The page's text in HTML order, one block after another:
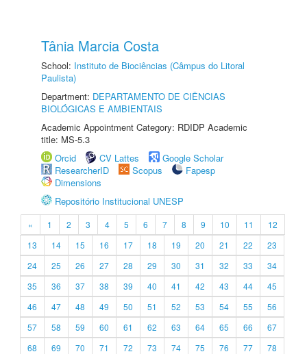
Tânia Marcia Costa
School: Instituto de Biociências (Câmpus do Litoral
Paulista)
Department: DEPARTAMENTO DE CIÊNCIAS
BIOLÓGICAS E AMBIENTAIS
Academic Appointment Category: RDIDP Academic
title: MS-5.3
Orcid
CV Lattes
Google Scholar
ResearcherID
Scopus
Fapesp
Dimensions
Repositório Institucional UNESP
« 1 2 3 4 5 6 7 8 9 10 11
12
13
14 15 16 17 18 19 20 21 22
23
24
25 26 27 28 29 30 31 32 33
34
35
36 37 38 39 40 41 42 43 44
45
46
47 48 49 50 51 52 53 54 55
56
57
58 59 60 61 62 63 64 65 66
67
68
69 70 71 72 73 74 75 76 77
78